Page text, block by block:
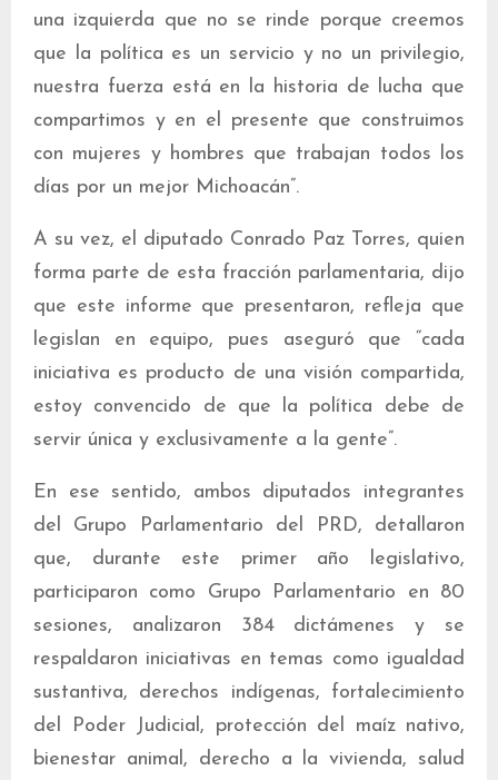
una izquierda que no se rinde porque creemos
que la política es un servicio y no un privilegio,
nuestra fuerza está en la historia de lucha que
compartimos y en el presente que construimos
con mujeres y hombres que trabajan todos los
días por un mejor Michoacán”.
A su vez, el diputado Conrado Paz Torres, quien
forma parte de esta fracción parlamentaria, dijo
que este informe que presentaron, refleja que
legislan en equipo, pues aseguró que “cada
iniciativa es producto de una visión compartida,
estoy convencido de que la política debe de
servir única y exclusivamente a la gente”.
En ese sentido, ambos diputados integrantes
del Grupo Parlamentario del PRD, detallaron
que, durante este primer año legislativo,
participaron como Grupo Parlamentario en 80
sesiones, analizaron 384 dictámenes y se
respaldaron iniciativas en temas como igualdad
sustantiva, derechos indígenas, fortalecimiento
del Poder Judicial, protección del maíz nativo,
bienestar animal, derecho a la vivienda, salud